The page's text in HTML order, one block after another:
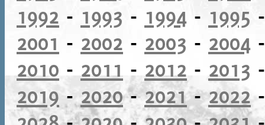
1992 - 1993 - 1994 - 1995
2001 - 2002 - 2003 - 2004
2010 - 2011 - 2012 - 2013
2019 - 2020-2021-2022